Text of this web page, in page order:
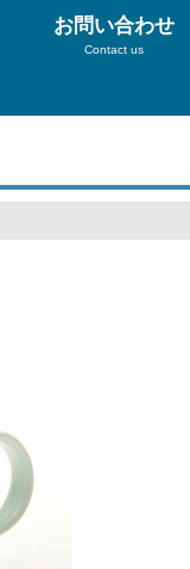
お問い合わせ
Contact us